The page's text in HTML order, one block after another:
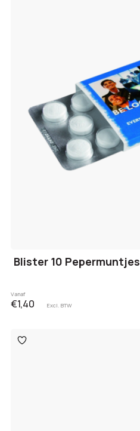
Blister 10 Pepermuntjes
Vanaf
€1,40 Excl. BTW
Toevoegen
aan